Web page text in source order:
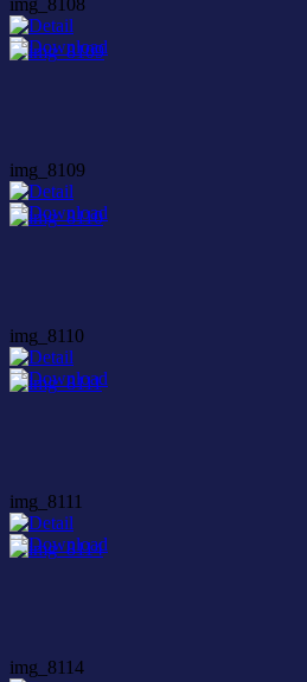
img_8109
img_8110
img_8111
img_8114